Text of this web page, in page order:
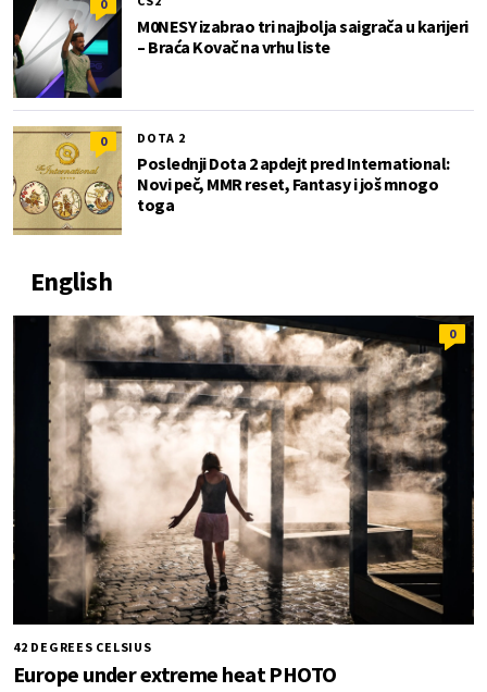
0
M0NESY izabrao tri najbolja saigrača u karijeri
– Braća Kovač na vrhu liste
0 DOTA 2
Poslednji Dota 2 apdejt pred International:
Novi peč, MMR reset, Fantasy i još mnogo
toga
English
0
42 DEGREES CELSIUS
Europe under extreme heat PHOTO